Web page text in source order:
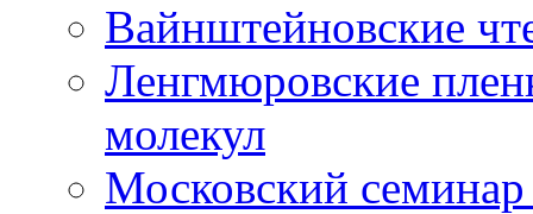
Вайнштейновские
Ленгмюровские
молекул
Московский